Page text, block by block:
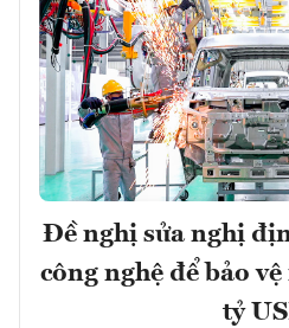
Đề nghị sửa nghị
công nghệ để bảo
tỷ